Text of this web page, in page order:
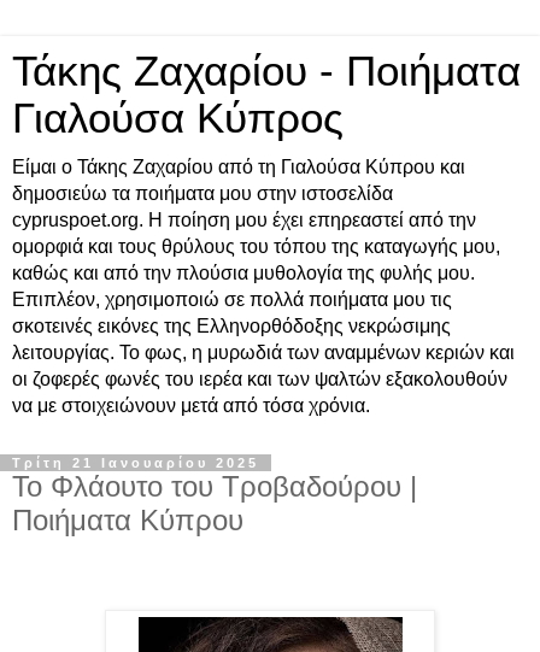
Τάκης Ζαχαρίου - Ποιήματα
Γιαλούσα Κύπρος
Είμαι ο Τάκης Ζαχαρίου από τη Γιαλούσα Κύπρου και
δημοσιεύω τα ποιήματα μου στην ιστοσελίδα
cypruspoet.org. Η ποίηση μου έχει επηρεαστεί από την
ομορφιά και τους θρύλους του τόπου της καταγωγής μου,
καθώς και από την πλούσια μυθολογία της φυλής μου.
Επιπλέον, χρησιμοποιώ σε πολλά ποιήματα μου τις
σκοτεινές εικόνες της Ελληνορθόδοξης νεκρώσιμης
λειτουργίας. Το φως, η μυρωδιά των αναμμένων κεριών και
οι ζοφερές φωνές του ιερέα και των ψαλτών εξακολουθούν
να με στοιχειώνουν μετά από τόσα χρόνια.
Τρίτη 21 Ιανουαρίου 2025
Το Φλάουτο του Τροβαδούρου |
Ποιήματα Κύπρου